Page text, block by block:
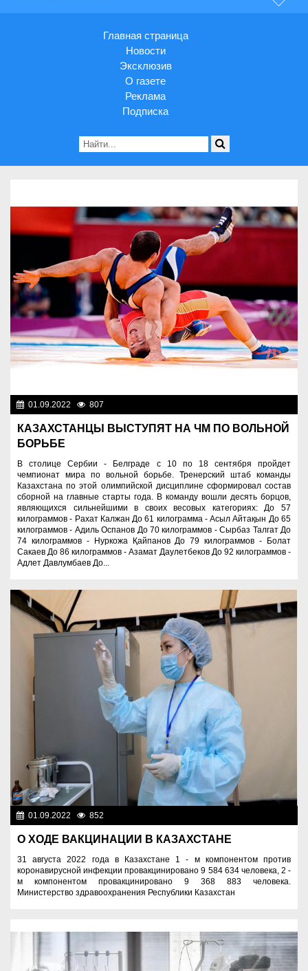
Главная страница
Новости
Эксклюзив
О газете
Реклама
Подписка
01.09.2022 807
КАЗАХСТАНЦЫ ВЫСТУПЯТ НА ЧМ ПО ВОЛЬНОЙ
БОРЬБЕ
В столице Сербии - Белграде с 10 по 18 сентября пройдет
чемпионат мира по вольной борьбе. Тренерский штаб команды
Казахстана по этой олимпийской дисциплине сформировал состав
сборной на главные старты года. В команду вошли десять борцов,
являющихся сильнейшими в своих весовых категориях: До 57
килограммов - Рахат Калжан До 61 килограмма - Асыл Айтақын До 65
килограммов - Адиль Оспанов До 70 килограммов - Сырбаз Талгат До
74 килограммов - Нуркожа Қайпанов До 79 килограммов - Болат
Сакаев До 86 килограммов - Азамат Даулетбеков До 92 килограммов -
Адлет Давлумбаев До...
01.09.2022 852
О ХОДЕ ВАКЦИНАЦИИ В КАЗАХСТАНЕ
31 августа 2022 года в Казахстане 1 - м компонентом против
коронавирусной инфекции провакцинировано 9 584 634 человека, 2 -
м компонентом провакцинировано 9 368 883 человека.
Министерство здравоохранения Республики Казахстан